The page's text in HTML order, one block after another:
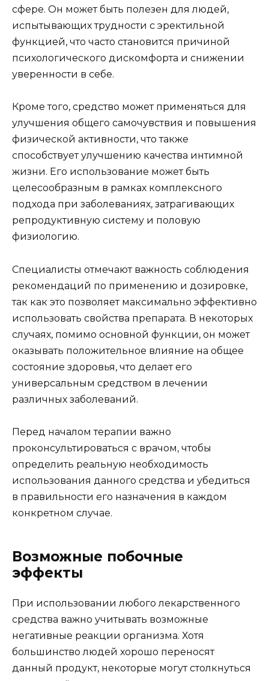
сфере. Он может быть полезен для людей,
испытывающих трудности с эректильной
функцией, что часто становится причиной
психологического дискомфорта и снижении
уверенности в себе.
Кроме того, средство может применяться для
улучшения общего самочувствия и повышения
физической активности, что также
способствует улучшению качества интимной
жизни. Его использование может быть
целесообразным в рамках комплексного
подхода при заболеваниях, затрагивающих
репродуктивную систему и половую
физиологию.
Специалисты отмечают важность соблюдения
рекомендаций по применению и дозировке,
так как это позволяет максимально эффективно
использовать свойства препарата. В некоторых
случаях, помимо основной функции, он может
оказывать положительное влияние на общее
состояние здоровья, что делает его
универсальным средством в лечении
различных заболеваний.
Перед началом терапии важно
проконсультироваться с врачом, чтобы
определить реальную необходимость
использования данного средства и убедиться
в правильности его назначения в каждом
конкретном случае.
Возможные побочные
эффекты
При использовании любого лекарственного
средства важно учитывать возможные
негативные реакции организма. Хотя
большинство людей хорошо переносят
данный продукт, некоторые могут столкнуться